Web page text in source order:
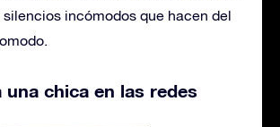
silencios incómodos que hacen del
una chica en las redes